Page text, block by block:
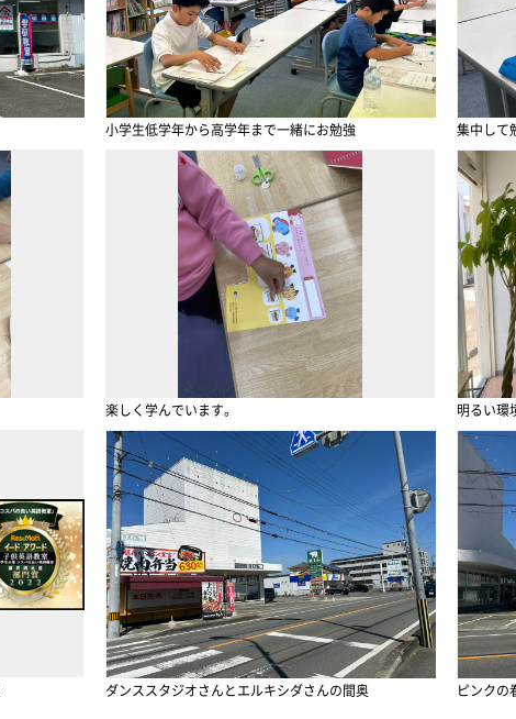
小学生低学年から高学年まで一緒にお勉強 集中して
楽しく学んでいます。 明るい環
ダンススタジオさんとエルキシダさんの間奥 ピンクの